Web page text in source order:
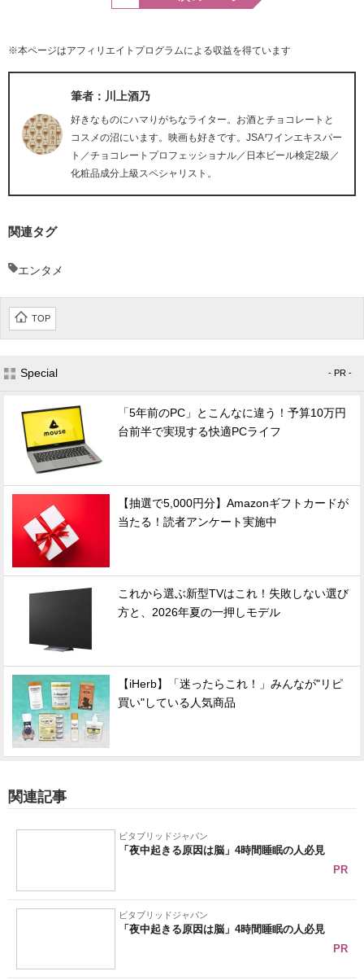
※本ページはアフィリエイトプログラムによる収益を得ています
筆者：川上酒乃
好きなものにハマりがちなライター。お酒とチョコレートと
コスメの沼にいます。映画も好きです。JSAワインエキスパー
ト／チョコレートプロフェッショナル／日本ビール検定2級／
化粧品成分上級スペシャリスト。
関連タグ
エンタメ
TOP
Special - PR -
「5年前のPC」とこんなに違う！予算10万円
台前半で実現する快適PCライフ
【抽選で5,000円分】Amazonギフトカードが
当たる！読者アンケート実施中
これから選ぶ新型TVはこれ！失敗しない選び
方と、2026年夏の一押しモデル
【iHerb】「迷ったらこれ！」みんなが"リピ
買い"している人気商品
関連記事
ビタブリッドジャパン
「夜中起きる原因は脳」4時間睡眠の人必見
PR
ビタブリッドジャパン
「夜中起きる原因は脳」4時間睡眠の人必見
PR